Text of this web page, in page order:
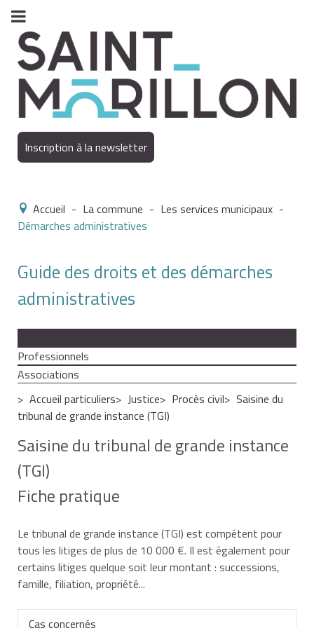
Inscription à la newsletter
Accueil - La commune - Les services municipaux -
Démarches administratives
Guide des droits et des démarches
administratives
Professionnels
Associations
Accueil particuliers
Justice Procès civil
Saisine du
tribunal de grande instance (TGI)
Saisine du tribunal de grande instance
(TGI)
Fiche pratique
Le tribunal de grande instance (TGI) est compétent pour
tous les litiges de plus de 10 000 €. Il est également pour
certains litiges quelque soit leur montant : successions,
famille, filiation, propriété...
Cas concernés